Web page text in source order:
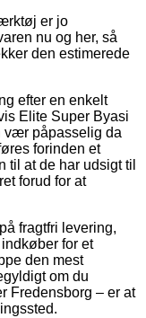
er jo
nu og her, så
den estimerede
efter en enkelt
Elite Super Byasi
vær påpasselig da
forinden et
at de har udsigt til
forud for at
fragtfri levering,
for et
den mest
om du
Fredensborg – er at